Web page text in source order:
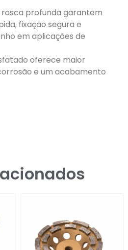
profunda garantem
fixação segura e
em aplicações de
oferece maior
e um acabamento